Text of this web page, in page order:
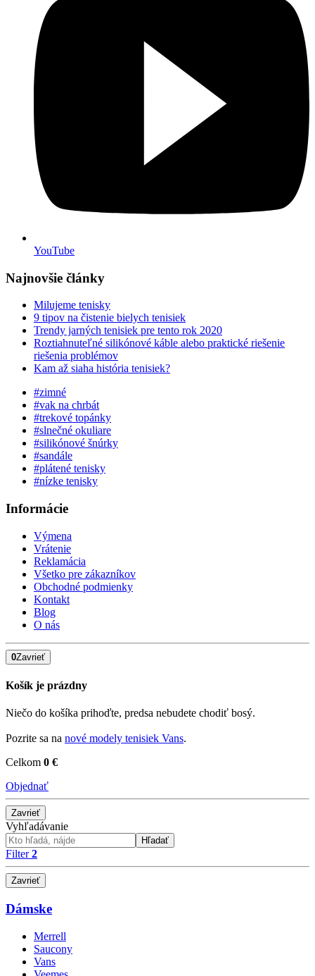
YouTube
Najnovšie články
Milujeme tenisky
9 tipov na čistenie bielych tenisiek
Trendy jarných tenisiek pre tento rok 2020
Roztiahnuteľné silikónové káble alebo praktické riešenie
riešenia problémov
Kam až siaha história tenisiek?
#zimné
#vak na chrbát
#trekové topánky
#slnečné okuliare
#silikónové šnúrky
#sandále
#plátené tenisky
#nízke tenisky
Informácie
Výmena
Vrátenie
Reklamácia
Všetko pre zákazníkov
Obchodné podmienky
Kontakt
Blog
O nás
0Zavrieť
Košík je prázdny
Niečo do košíka prihoďte, predsa nebudete chodiť bosý.
Pozrite sa na nové modely tenisiek Vans.
Celkom 0 €
Objednať
Zavrieť
Vyhľadávanie
Hľadať
Filter2
Zavrieť
Dámske
Merrell
Saucony
Vans